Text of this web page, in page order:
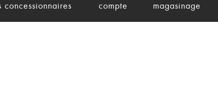
concessionnaires
compte
magasinage